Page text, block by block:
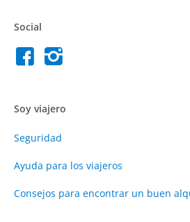
Social
Soy viajero
Seguridad
Ayuda para los viajeros
Consejos para encontrar un buen